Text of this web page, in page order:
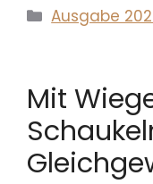
Kategorien
Ausgabe
Mit